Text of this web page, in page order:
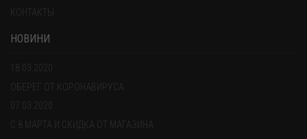
КОНТАКТЫ
НОВИНИ
18.03.2020
ОБЕРЕГ ОТ КОРОНАВИРУСА
07.03.2020
С 8 МАРТА И СКИДКА ОТ МАГАЗИНА